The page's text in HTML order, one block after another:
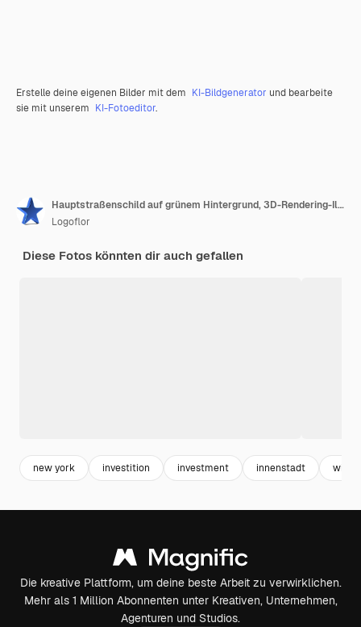
Erstelle deine eigenen Bilder mit dem KI-Bildgenerator und bearbeite
sie mit unserem KI-Fotoeditor.
Hauptstraßenschild auf grünem Hintergrund, 3D-Rendering-Illustration
Logoflor
Diese Fotos könnten dir auch gefallen
new york investition investment innenstadt
Die kreative Plattform, um deine beste Arbeit zu verwirklichen.
Mehr als 1 Million Abonnenten unter Kreativen, Unternehmen,
Agenturen und Studios.